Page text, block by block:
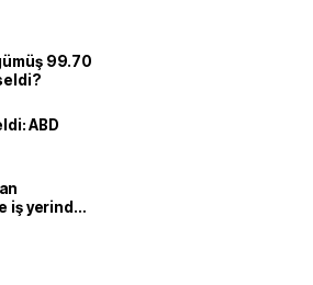
99.70
ABD
iş yerinde